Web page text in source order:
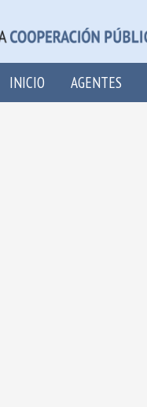
INICIO AGENTES